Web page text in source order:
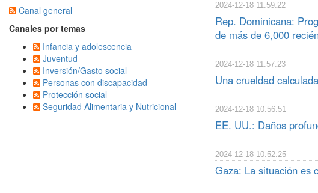
Canal general
Canales por temas
Infancia y adolescencia
Juventud
Inversión/Gasto social
Personas con discapacidad
Protección social
Seguridad Alimentaria y Nutricional
2024-12-18 11:59:22
Rep. Dominicana:
de más de 6,000
2024-12-18 11:57:23
Una crueldad
2024-12-18 10:56:51
EE. UU.: Daños
2024-12-18 10:52:25
Gaza: La situación es